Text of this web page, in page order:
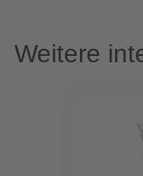
Weitere